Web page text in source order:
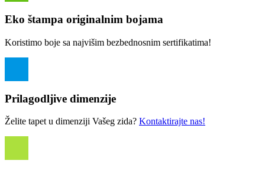
Eko štampa originalnim bojama
Koristimo boje sa najvišim bezbednosnim sertifikatima!
Prilagodljive dimenzije
Želite tapet u dimenziji Vašeg zida? Kontaktirajte nas!